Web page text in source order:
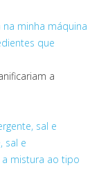
minha máquina
que
a
sal e
sal e
mistura ao tipo